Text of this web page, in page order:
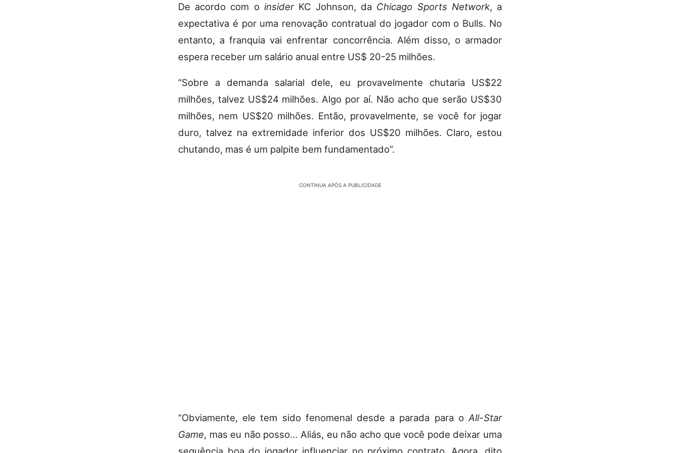
De acordo com o insiderKC Johnson, da Chicago Sports Network, a
expectativa é por uma renovação contratual do jogador com o Bulls. No
entanto, a franquia vai enfrentar concorrência. Além disso, o armador
espera receber um salário anual entre US$ 20-25 milhões.
“Sobre a demanda salarial dele, eu provavelmente chutaria US$22
milhões, talvez US$24 milhões. Algo por aí. Não acho que serão US$30
milhões, nem US$20 milhões. Então, provavelmente, se você for jogar
duro, talvez na extremidade inferior dos US$20 milhões. Claro, estou
chutando, mas é um palpite bem fundamentado”.
CONTINUA APÓS A PUBLICIDADE
“Obviamente, ele tem sido fenomenal desde a parada para o All-Star
Game, mas eu não posso… Aliás, eu não acho que você pode deixar uma